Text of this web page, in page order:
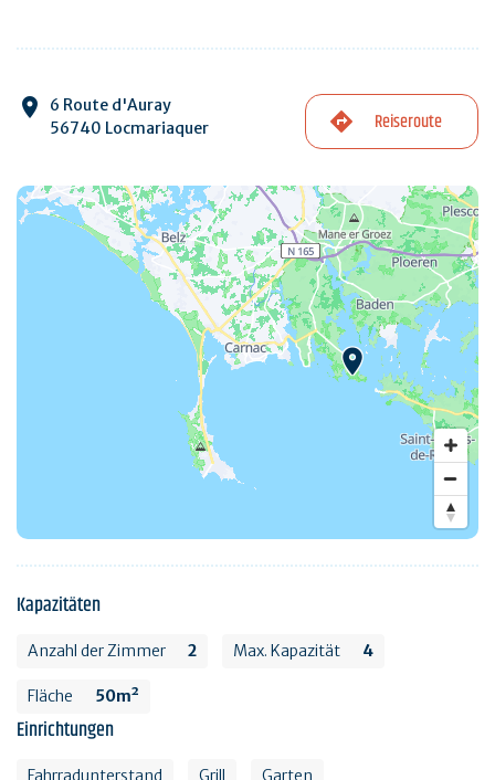
6 Route d'Auray
56740 Locmariaquer
Reiseroute
Kapazitäten
Anzahl der Zimmer 2 Max. Kapazität 4
Fläche 50m²
Einrichtungen
Fahrradunterstand Grill Garten